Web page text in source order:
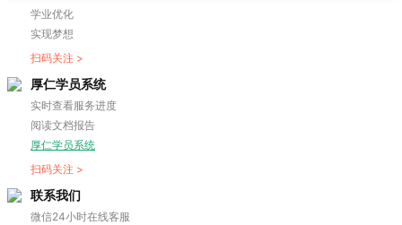
学业优化
实现梦想
扫码关注 >
厚仁学员系统
实时查看服务进度
阅读文档报告
厚仁学员系统
扫码关注 >
联系我们
微信24小时在线客服